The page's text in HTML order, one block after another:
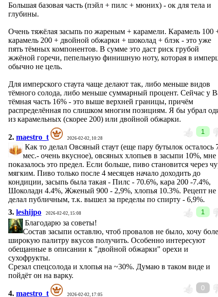
Большая базовая часть (пэйл + пилс + мюних) - ок для тела и
глубины.
Очень тяжёлая засыпь по жареным + карамели. Карамель 100
карамель 200 + двойной обжарки + шоколад + блэк - это уже
пять тёмных компонентов. В сумме это даст риск грубой
жжёной горечи, пепельную финишную ноту, которая в
обычно не цель.
Для имперского стаута чаще делают так, либо меньше видов
тёмного солода, либо меньше суммарный процент. Сейчас у
тёмная часть 16% - это выше верхней границы, причём
распределённая по слишком многим позициям. Я бы убрал
из карамельных (скорее 200) или двойной обжарки.
1
2. maestro_t 2026-02-02, 10:28
Как то делал Овсяный стаут (еще пару бутылок осталось
мес.- очень вкусное), овсяных хлопьев в засыпи 10%, мне
показалось это предел. Если больше, пиво становится через
мягким. Пиво только после 4 месяцев начало доходить до
кондиции, засыпь была такая - Пилс - 70.6%, кара 200 -7.4%,
Шоколадн 4.4%, Жженый 900 - 2,9%, хлопья 10.3%. Рецепт не
делал публичным, т.к. вышел за пределы по спирту - 6,9%.
1
3. leshijpo 2026-02-02, 15:08
Благодарю за советы!
Состав засыпи оставлю, чтоб провалов не было, хочу
широкую палитру вкусов получить. Особенно интересуют
обещанные в описании к "двойной обжарки" орехи и
сухофрукты.
Срезал спецсолода и хлопья на ~30%. Думаю в таком виде и
пойдёт он на варку.
0
4. maestro_t 2026-02-02, 17:05